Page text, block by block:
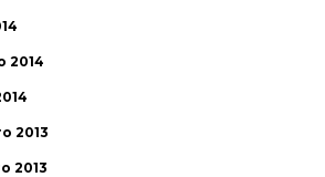
2014
2013
2013